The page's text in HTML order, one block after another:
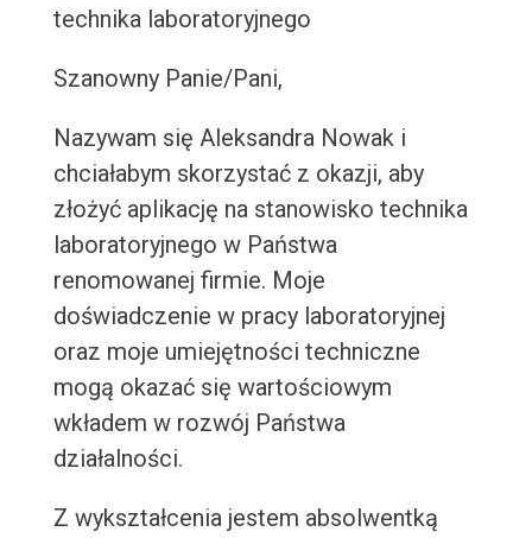
technika laboratoryjnego
Szanowny Panie/Pani,
Nazywam się Aleksandra Nowak i
chciałabym skorzystać z okazji, aby
złożyć aplikację na stanowisko technika
laboratoryjnego w Państwa
renomowanej firmie. Moje
doświadczenie w pracy laboratoryjnej
oraz moje umiejętności techniczne
mogą okazać się wartościowym
wkładem w rozwój Państwa
działalności.
Z wykształcenia jestem absolwentką